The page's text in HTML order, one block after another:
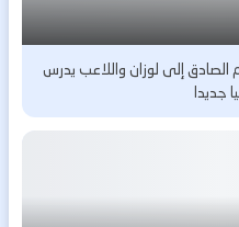
إلى لوزان واللاعب يدرس
جديدا